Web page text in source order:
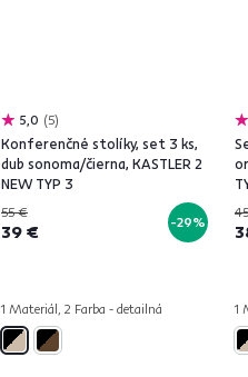
5,0 5
Konferenčné stolíky, set 3 ks,
dub sonoma/čierna, KASTLER 2
NEW TYP 3
55 €
39 € -29%
1 Materiál, 2 Farba - detailná 1